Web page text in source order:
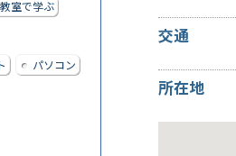
交通
所在地
教室で学ぶ
パソコン